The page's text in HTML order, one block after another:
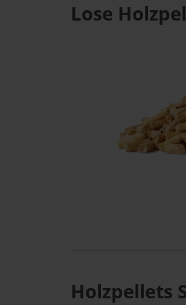
Lose
Holzpellets